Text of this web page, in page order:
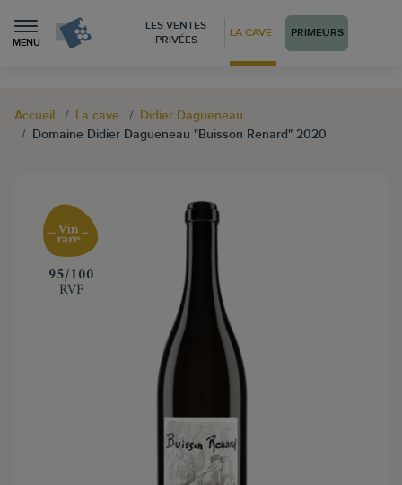
MENU
LES VENTES
PRIVÉES
LA CAVE PRIMEURS
Accueil La cave
Didier Dagueneau
Domaine Didier Dagueneau "Buisson Renard" 2020
‍95/100
RVF